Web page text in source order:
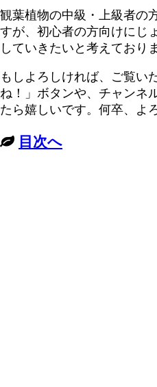
観葉植物の中級・上級者の
すが、初心者の方向けにじ
していきたいと考えており
もしよろしければ、ご覧い
ね！」ボタンや、チャンネ
たら嬉しいです。何卒、よ
目次へ